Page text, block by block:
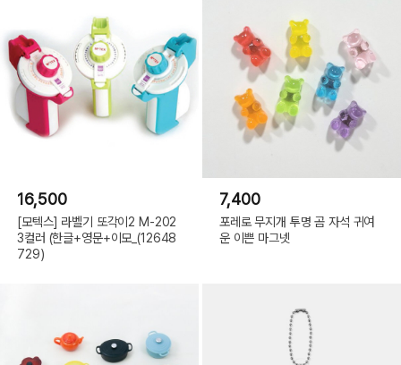
16,500
[모텍스] 라벨기 또각이2 M-202
3컬러 (한글+영문+이모_(12648
729)
7,400
포레로 무지개 투명 곰 자석 귀여
운 이쁜 마그넷